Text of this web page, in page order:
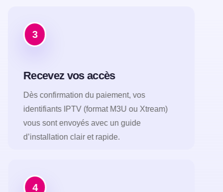
3
Recevez vos accès
Dès confirmation du paiement, vos
identifiants IPTV (format M3U ou Xtream)
vous sont envoyés avec un guide
d’installation clair et rapide.
4